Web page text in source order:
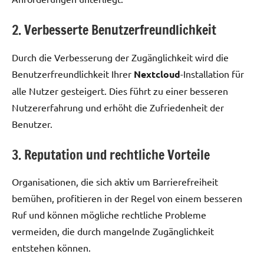
2. Verbesserte Benutzerfreundlichkeit
Durch die Verbesserung der Zugänglichkeit wird die
Benutzerfreundlichkeit Ihrer Nextcloud-Installation für
alle Nutzer gesteigert. Dies führt zu einer besseren
Nutzererfahrung und erhöht die Zufriedenheit der
Benutzer.
3. Reputation und rechtliche Vorteile
Organisationen, die sich aktiv um Barrierefreiheit
bemühen, profitieren in der Regel von einem besseren
Ruf und können mögliche rechtliche Probleme
vermeiden, die durch mangelnde Zugänglichkeit
entstehen können.